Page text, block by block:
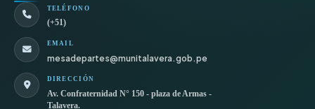
TELÉFONO
(+51)
EMAIL
mesadepartes@munitalavera.gob.pe
DIRECCIÓN
Av. Confraternidad N° 150 - plaza de Armas -
Talavera.